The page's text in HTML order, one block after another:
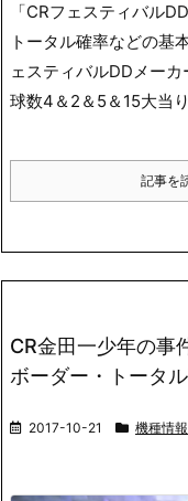
「CRフェスティバル
トータル確率などの基
ェスティバルDDメー
球数4＆2＆5＆15大当
記事を
CR金田一少年の事
ボーダー・トータ
2017-10-21 機種情報